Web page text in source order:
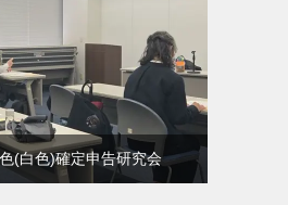
(白色)確定申告研究会